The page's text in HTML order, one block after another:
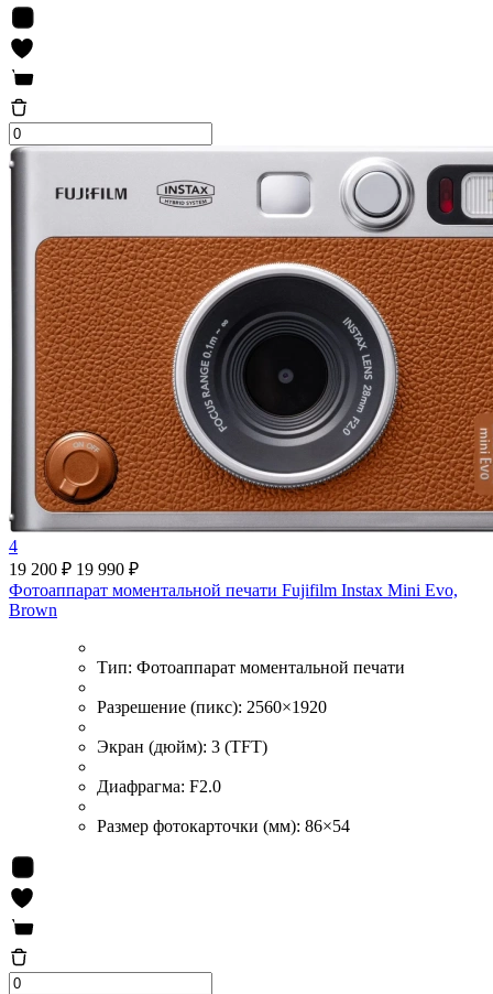
4
19 200 ₽ 19 990 ₽
Фотоаппарат моментальной печати Fujifilm Instax Mini Evo,
Brown
Тип: Фотоаппарат моментальной печати
Разрешение (пикс): 2560×1920
Экран (дюйм): 3 (TFT)
Диафрагма: F2.0
Размер фотокарточки (мм): 86×54